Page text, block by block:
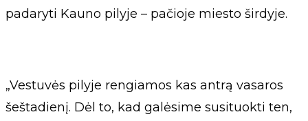
padaryti Kauno pilyje – pačioje miesto širdyje.
„Vestuvės pilyje rengiamos kas antrą vasaros
šeštadienį. Dėl to, kad galėsime susituokti ten,